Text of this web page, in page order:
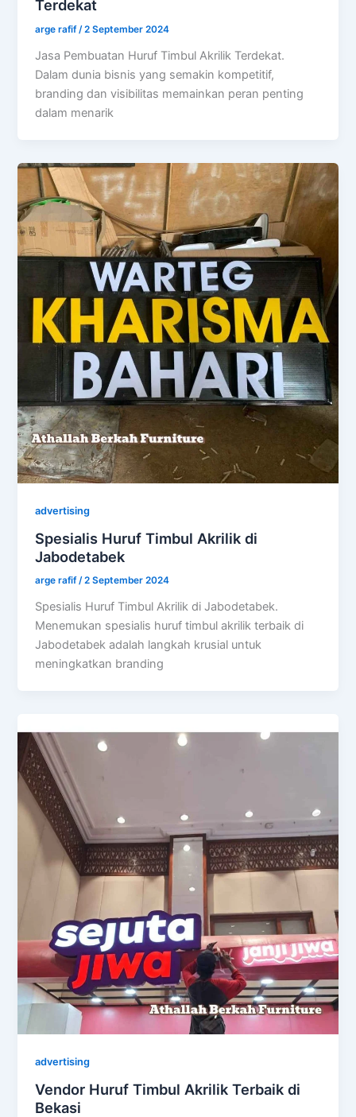
Terdekat
arge rafif/2 September 2024
Jasa Pembuatan Huruf Timbul Akrilik Terdekat.
Dalam dunia bisnis yang semakin kompetitif,
branding dan visibilitas memainkan peran penting
dalam menarik
advertising
Spesialis Huruf Timbul Akrilik di
Jabodetabek
arge rafif/2 September 2024
Spesialis Huruf Timbul Akrilik di Jabodetabek.
Menemukan spesialis huruf timbul akrilik terbaik di
Jabodetabek adalah langkah krusial untuk
meningkatkan branding
advertising
Vendor Huruf Timbul Akrilik Terbaik di
Bekasi